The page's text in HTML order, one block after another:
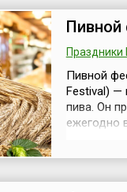
сильное
Пивной
Праздники
Пивной
Festival) —
пива. Он
ежегодно
дней. На